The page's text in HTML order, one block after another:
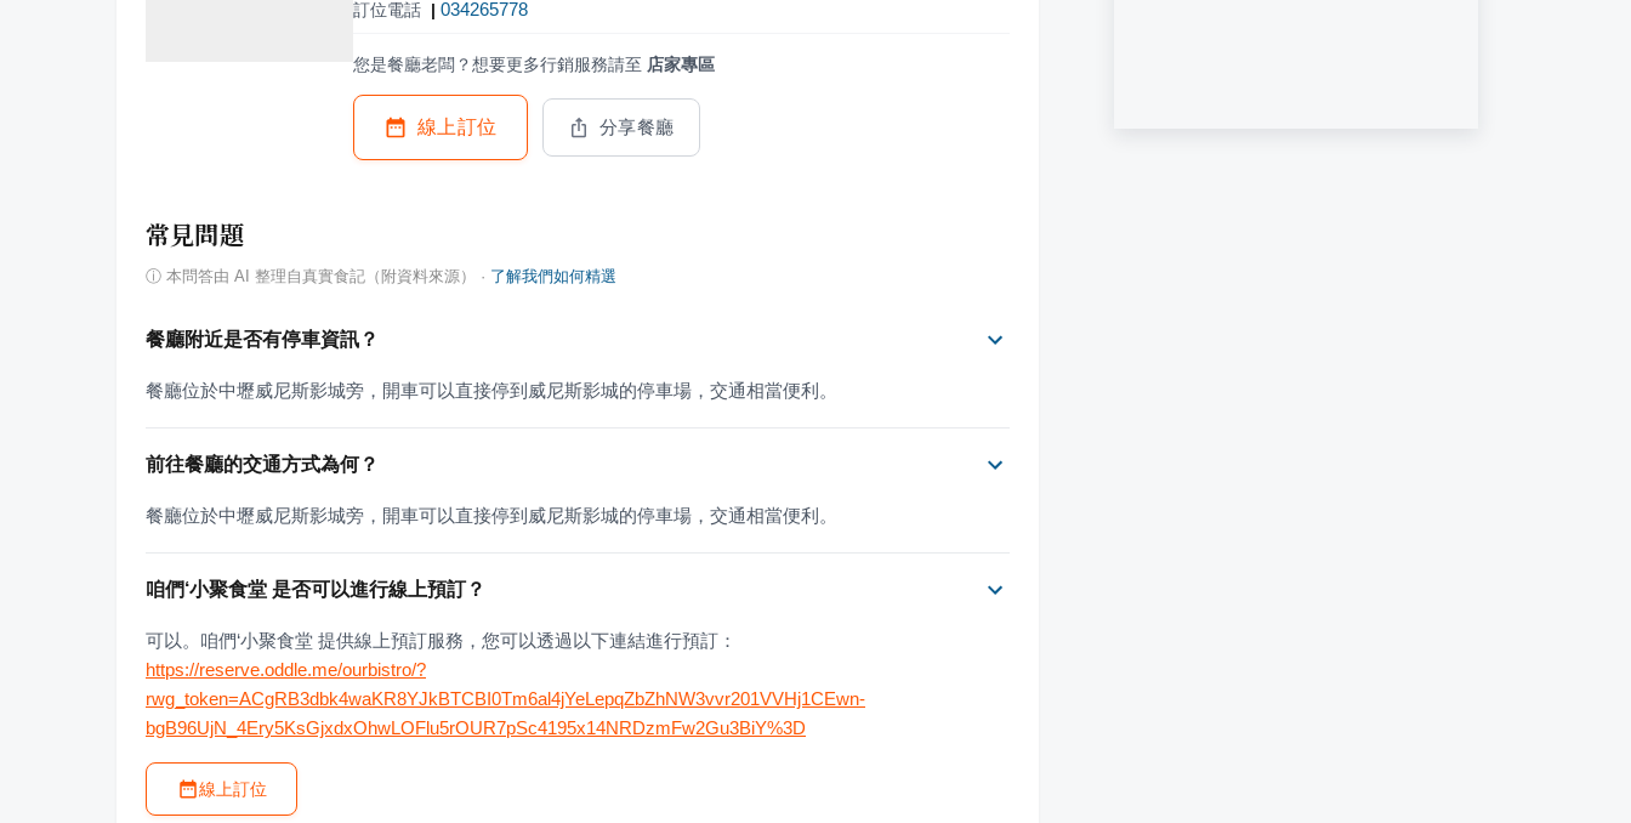
訂位電話 | 034265778
您是餐廳老闆？想要更多行銷服務請至 店家專區
線上訂位 分享餐廳
常見問題
ⓘ 本問答由 AI 整理自真實食記（附資料來源） · 了解我們如何精選
餐廳附近是否有停車資訊？
餐廳位於中壢威尼斯影城旁，開車可以直接停到威尼斯影城的停車場，交通相當便利。
前往餐廳的交通方式為何？
餐廳位於中壢威尼斯影城旁，開車可以直接停到威尼斯影城的停車場，交通相當便利。
咱們‘小聚食堂 是否可以進行線上預訂？
可以。咱們‘小聚食堂 提供線上預訂服務，您可以透過以下連結進行預訂：
https://reserve.oddle.me/ourbistro/?
rwg_token=ACgRB3dbk4waKR8YJkBTCBI0Tm6al4jYeLepqZbZhNW3vvr201VVHj1CEwn-
bgB96UjN_4Ery5KsGjxdxOhwLOFlu5rOUR7pSc4195x14NRDzmFw2Gu3BiY%3D
線上訂位